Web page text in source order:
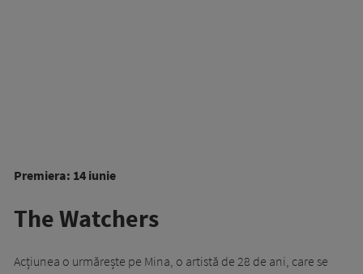
Premiera: 14 iunie
The Watchers
Acțiunea o urmărește pe Mina, o artistă de 28 de ani, care se